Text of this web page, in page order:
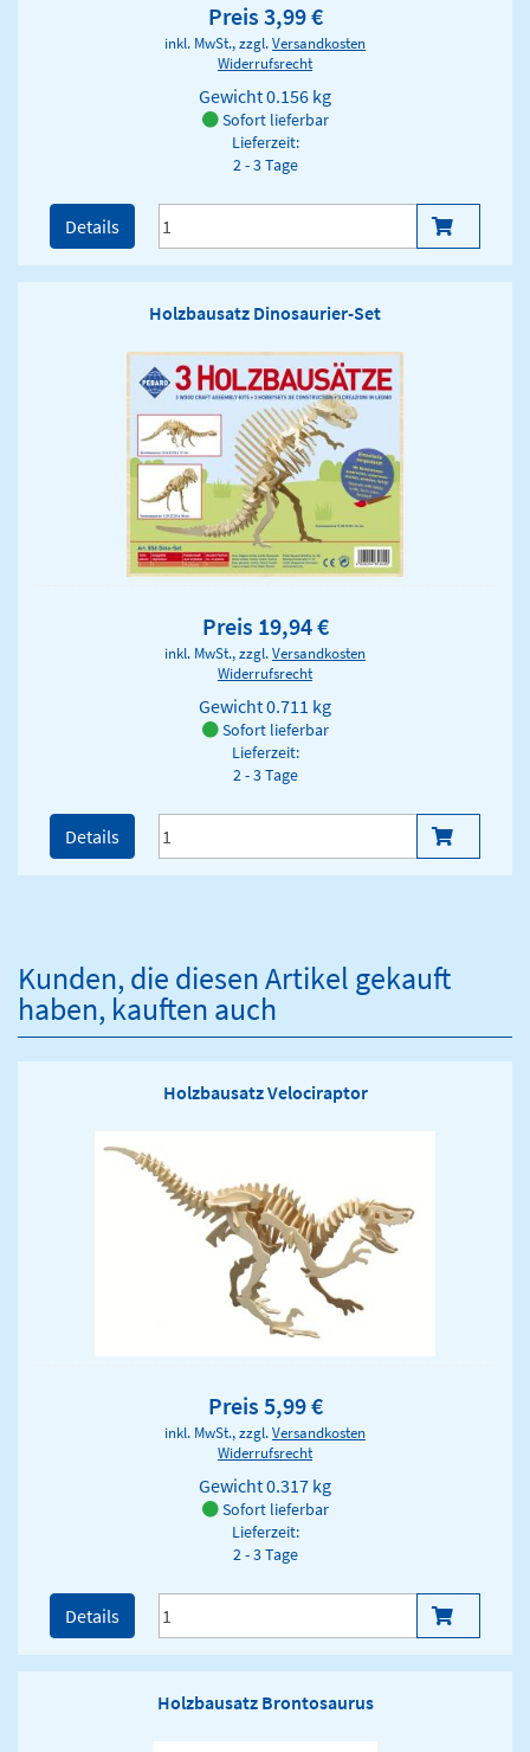
Preis 3,99 €
inkl. MwSt., zzgl.Versandkosten
Widerrufsrecht
Gewicht0.156 kg
Sofort lieferbar
Lieferzeit:
2 - 3 Tage
Details
Holzbausatz Dinosaurier-Set
Preis 19,94 €
inkl. MwSt., zzgl.Versandkosten
Widerrufsrecht
Gewicht0.711 kg
Sofort lieferbar
Lieferzeit:
2 - 3 Tage
Details
Kunden, die diesen Artikel gekauft
haben, kauften auch
Holzbausatz Velociraptor
Preis 5,99 €
inkl. MwSt., zzgl.Versandkosten
Widerrufsrecht
Gewicht0.317 kg
Sofort lieferbar
Lieferzeit:
2 - 3 Tage
Details
Holzbausatz Brontosaurus